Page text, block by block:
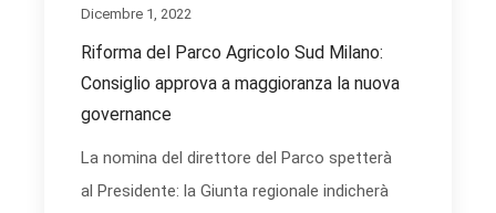
Dicembre 1, 2022
Riforma del Parco Agricolo Sud Milano:
Consiglio approva a maggioranza la nuova
governance
La nomina del direttore del Parco spetterà
al Presidente: la Giunta regionale indicherà